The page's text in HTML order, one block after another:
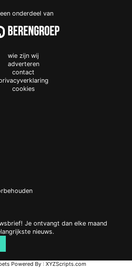
onderdeel van
wie zijn wij
adverteren
contact
cookies
Je ontvangt dan elke maand
nieuws.
Powered By : XYZScripts.com